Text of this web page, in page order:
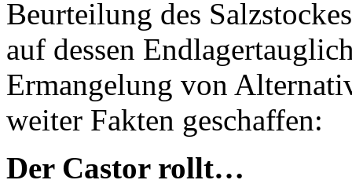
Beurteilung des
auf dessen
Ermangelung von
weiter Fakten geschaffen:
Der Castor rollt…